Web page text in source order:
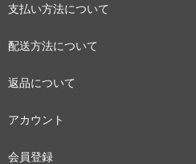
支払い方法について
配送方法について
返品について
アカウント
会員登録